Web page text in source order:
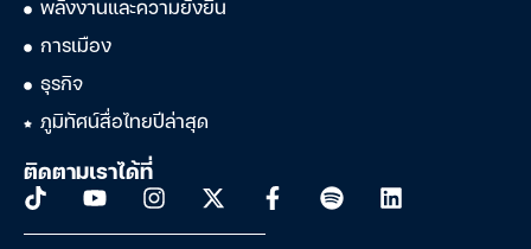
พลังงานและความยั่งยืน
การเมือง
ธุรกิจ
ภูมิทัศน์สื่อไทยปีล่าสุด
ติดตามเราได้ที่